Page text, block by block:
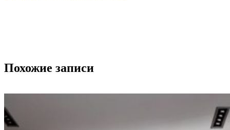
Похожие записи